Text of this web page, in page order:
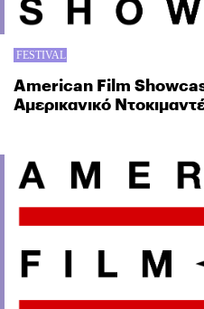
American Film
Αμερικανικό